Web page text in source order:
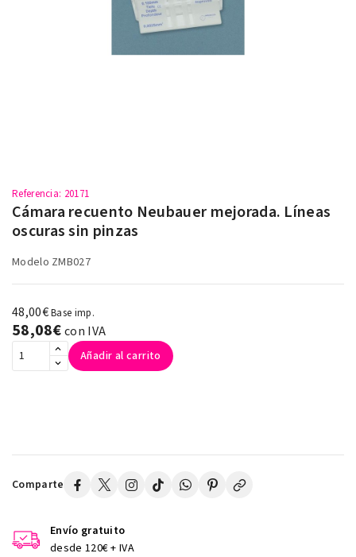
Referencia: 20171
Cámara recuento Neubauer mejorada. Líneas
oscuras sin pinzas
Modelo ZMB027
48,00€Base imp.
58,08€con IVA
Añadir al carrito
Comparte
Envío gratuito
desde 120€ + IVA